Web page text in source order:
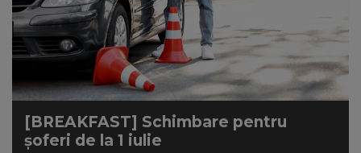
[BREAKFAST] Schimbare pentru
șoferi de la 1 iulie